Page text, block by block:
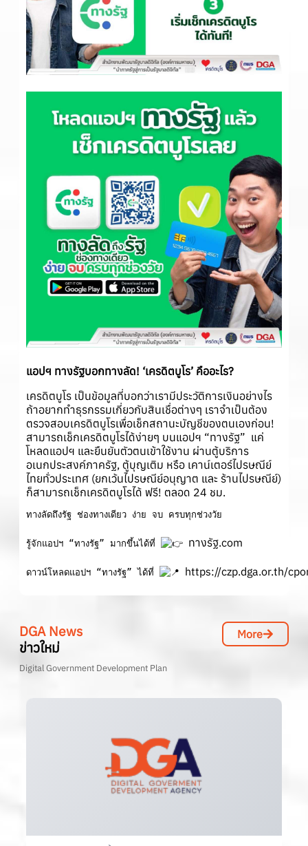
แอปฯ ทางรัฐบอกทางลัด! ‘เครดิตบูโร’ คืออะไร?
เครดิตบูโร เป็นข้อมูลที่บอกว่าเรามีประวัติการเงินอย่างไร
ถ้าอยากทำธุรกรรมเกี่ยวกับสินเชื่อต่างๆ เราจำเป็นต้อง
ตรวจสอบเครดิตบูโรเพื่อเช็กสถานะบัญชีของตนเองก่อน!
สามารถเช็กเครดิตบูโรได้ง่ายๆ บนแอปฯ “ทางรัฐ” แค่
โหลดแอปฯ และยืนยันตัวตนเข้าใช้งาน ผ่านตู้บริการ
อเนกประสงค์ภาครัฐ, ตู้บุญเติม หรือ เคาน์เตอร์ไปรษณีย์
ไทยทั่วประเทศ (ยกเว้นไปรษณีย์อนุญาต และ ร้านไปรษณีย์)
ก็สามารถเช็กเครดิตบูโรได้ ฟรี! ตลอด 24 ชม.
ทางลัดถึงรัฐ ช่องทางเดียว ง่าย จบ ครบทุกช่วงวัย
รู้จักแอปฯ “ทางรัฐ” มากขึ้นได้ที่ ทางรัฐ.com
ดาวน์โหลดแอปฯ “ทางรัฐ” ได้ที่ https://czp.dga.or.th/
DGA News
ข่าวใหม่
More
Digital Government Development Plan